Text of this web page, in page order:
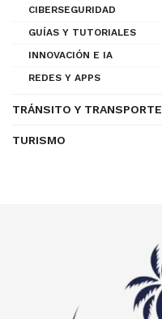
CIBERSEGURIDAD
GUÍAS Y TUTORIALES
INNOVACIÓN E IA
REDES Y APPS
TRÁNSITO Y TRANSPORTE
TURISMO